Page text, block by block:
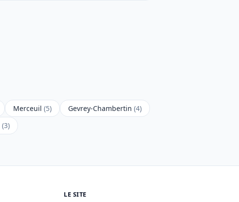
Merceuil (5) Gevrey-Chambertin (4)
(3)
LE SITE